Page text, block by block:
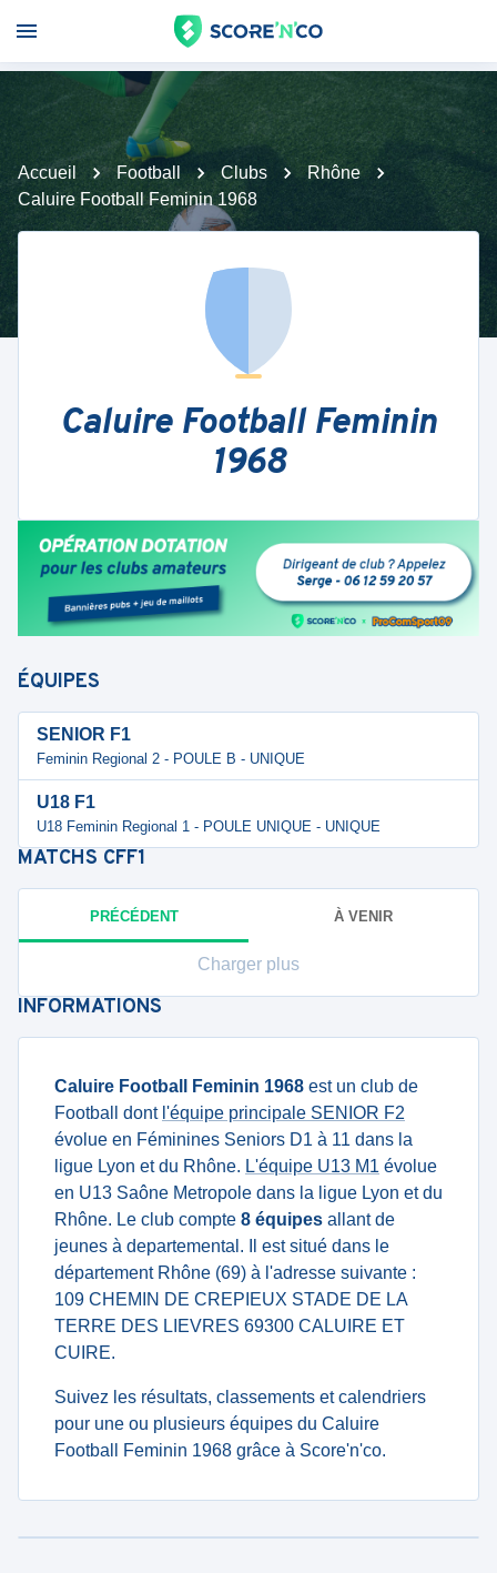
Accueil Football Clubs
Rhône
Caluire Football Feminin 1968
Caluire Football Feminin
1968
ÉQUIPES
SENIOR F1
Feminin Regional 2 - POULE B - UNIQUE
U18 F1
U18 Feminin Regional 1 - POULE UNIQUE - UNIQUE
MATCHS CFF1
PRÉCÉDENT À VENIR
Charger plus
INFORMATIONS
Caluire Football Feminin 1968 est un club de
Football dont l'équipe principale SENIOR F2
évolue en Féminines Seniors D1 à 11 dans la
ligue Lyon et du Rhône. L'équipe U13 M1 évolue
en U13 Saône Metropole dans la ligue Lyon et du
Rhône. Le club compte 8 équipes allant de
jeunes à departemental. Il est situé dans le
département Rhône (69) à l'adresse suivante :
109 CHEMIN DE CREPIEUX STADE DE LA
TERRE DES LIEVRES 69300 CALUIRE ET
CUIRE.
Suivez les résultats, classements et calendriers
pour une ou plusieurs équipes du Caluire
Football Feminin 1968 grâce à Score'n'co.